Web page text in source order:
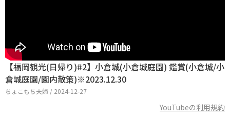
【福岡観光(日帰り)#2】小倉城(小倉城庭園) 鑑賞(小倉城/小
倉城庭園/園内散策)※2023.12.30
ちょこもち夫婦 / 2024-12-27
YouTubeの利用規約